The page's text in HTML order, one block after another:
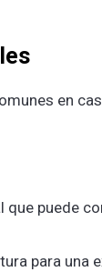
en
que puede
para una